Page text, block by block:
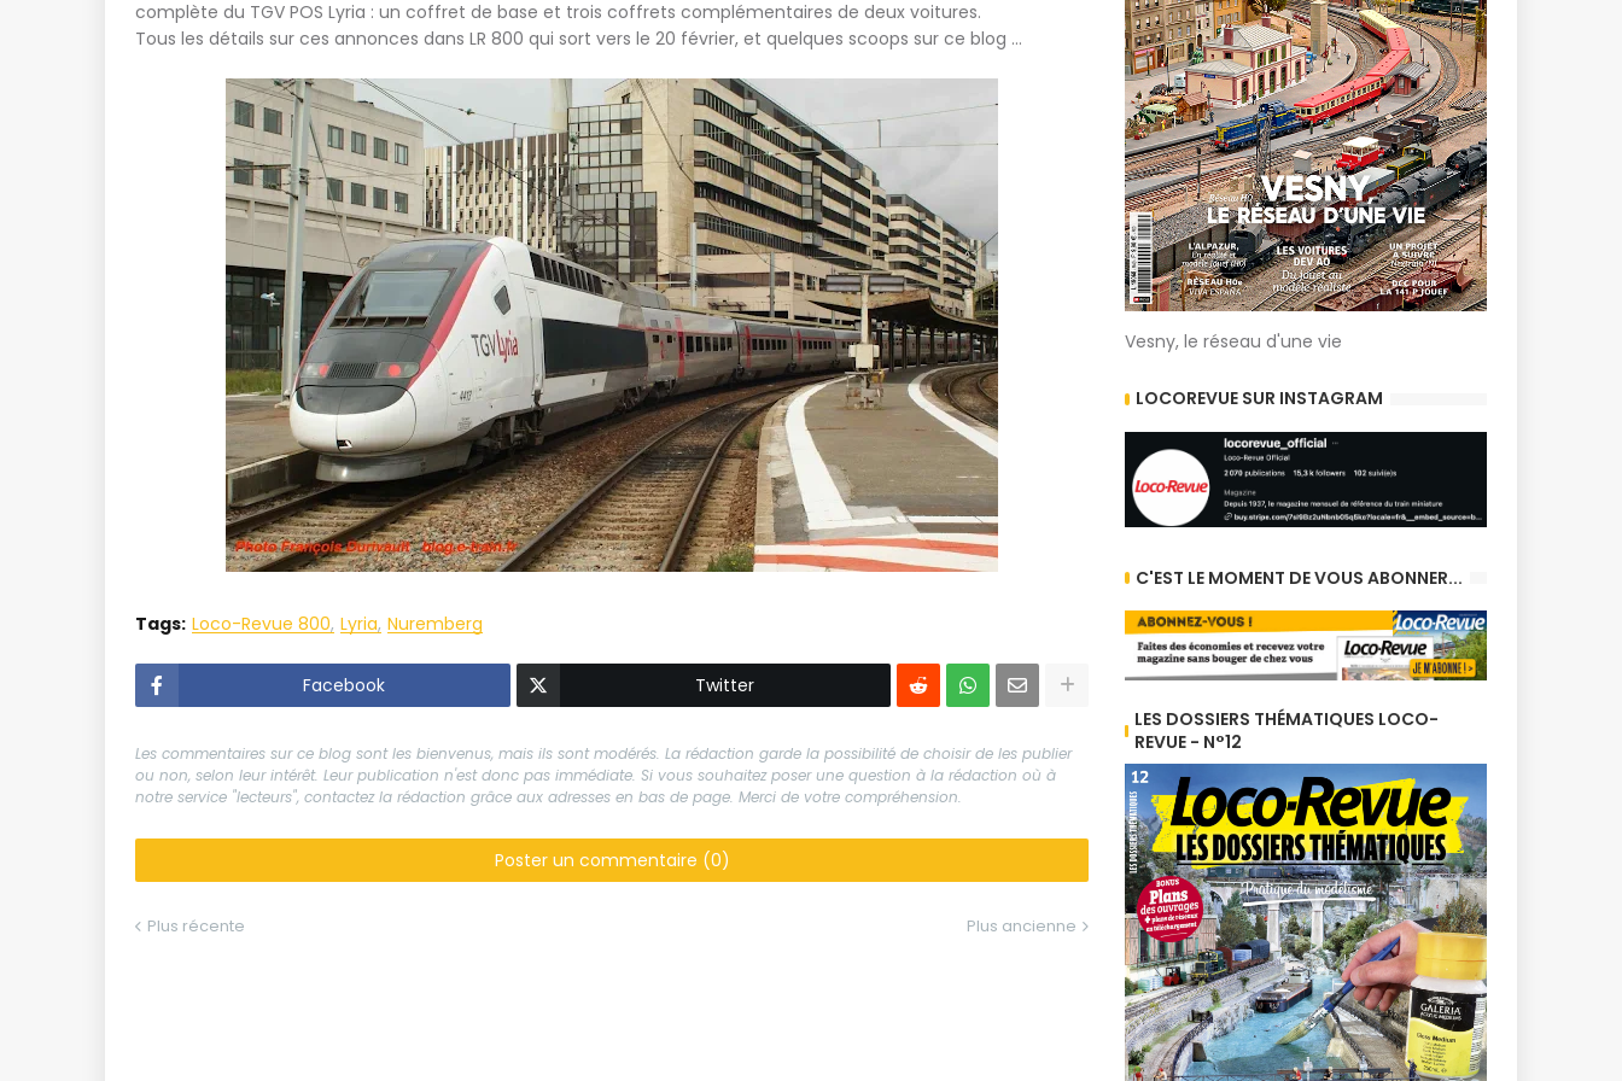
complète du TGV POS Lyria : un coffret de base et trois coffrets complémentaires de deux voitures.
Tous les détails sur ces annonces dans LR 800 qui sort vers le 20 février, et quelques scoops sur ce blog …
Tags: Loco-Revue 800 Lyria Nuremberg
Facebook Twitter
Les commentaires sur ce blog sont les bienvenus, mais ils sont modérés. La rédaction garde la possibilité de choisir de les publier
ou non, selon leur intérêt. Leur publication n'est donc pas immédiate. Si vous souhaitez poser une question à la rédaction où à
notre service "lecteurs", contactez la rédaction grâce aux adresses en bas de page. Merci de votre compréhension.
Poster un commentaire (0)
Plus récente Plus ancienne
Vesny, le réseau d'une vie
LOCOREVUE SUR INSTAGRAM
C'EST LE MOMENT DE VOUS ABONNER...
LES DOSSIERS THÉMATIQUES LOCO-
REVUE - N°12